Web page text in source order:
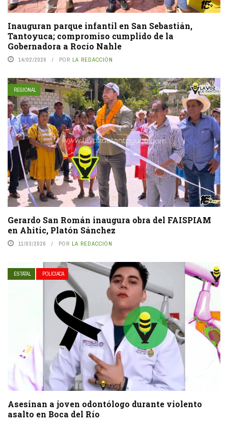
Inauguran parque infantil en San Sebastián,
Tantoyuca; compromiso cumplido de la
Gobernadora a Rocío Nahle
14/02/2026 POR LA REDACCIÓN
REGIONAL
Gerardo San Román inaugura obra del FAISPIAM
en Ahitic, Platón Sánchez
11/03/2026 POR LA REDACCIÓN
ESTATAL POLICIACA
Asesinan a joven odontólogo durante violento
asalto en Boca del Río